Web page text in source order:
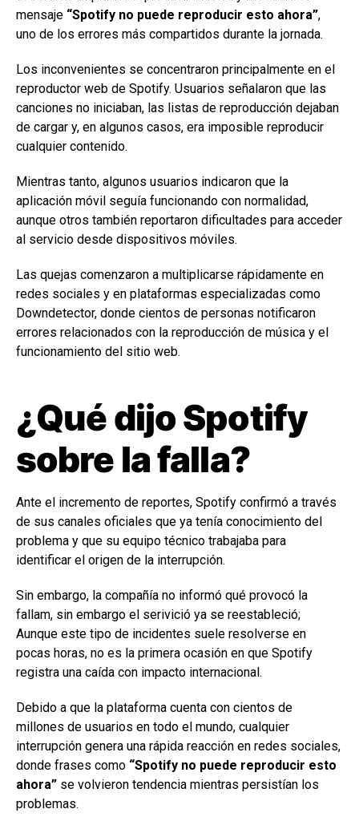
mensaje “Spotify no puede reproducir esto ahora”,
uno de los errores más compartidos durante la jornada.
Los inconvenientes se concentraron principalmente en el
reproductor web de Spotify. Usuarios señalaron que las
canciones no iniciaban, las listas de reproducción dejaban
de cargar y, en algunos casos, era imposible reproducir
cualquier contenido.
Mientras tanto, algunos usuarios indicaron que la
aplicación móvil seguía funcionando con normalidad,
aunque otros también reportaron dificultades para acceder
al servicio desde dispositivos móviles.
Las quejas comenzaron a multiplicarse rápidamente en
redes sociales y en plataformas especializadas como
Downdetector, donde cientos de personas notificaron
errores relacionados con la reproducción de música y el
funcionamiento del sitio web.
¿Qué dijo Spotify
sobre la falla?
Ante el incremento de reportes, Spotify confirmó a través
de sus canales oficiales que ya tenía conocimiento del
problema y que su equipo técnico trabajaba para
identificar el origen de la interrupción.
Sin embargo, la compañía no informó qué provocó la
fallam, sin embargo el serivició ya se reestableció;
Aunque este tipo de incidentes suele resolverse en
pocas horas, no es la primera ocasión en que Spotify
registra una caída con impacto internacional.
Debido a que la plataforma cuenta con cientos de
millones de usuarios en todo el mundo, cualquier
interrupción genera una rápida reacción en redes sociales,
donde frases como “Spotify no puede reproducir esto
ahora” se volvieron tendencia mientras persistían los
problemas.